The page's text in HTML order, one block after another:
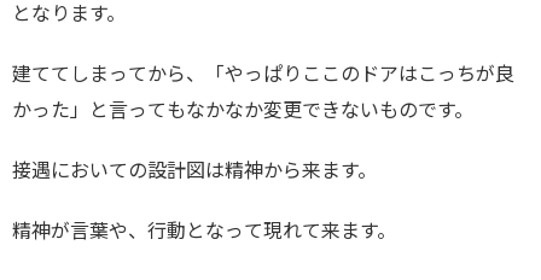
となります。
建ててしまってから、「やっぱりここのドアはこっちが良
かった」と言ってもなかなか変更できないものです。
接遇においての設計図は精神から来ます。
精神が言葉や、行動となって現れて来ます。